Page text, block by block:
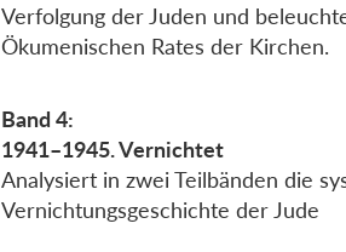
Verfolgung der Juden und
Ökumenischen Rates der Kirchen.
Band 4:
1941–1945. Vernichtet
Analysiert in zwei Teilbänden die
Vernichtungsgeschichte der Jude